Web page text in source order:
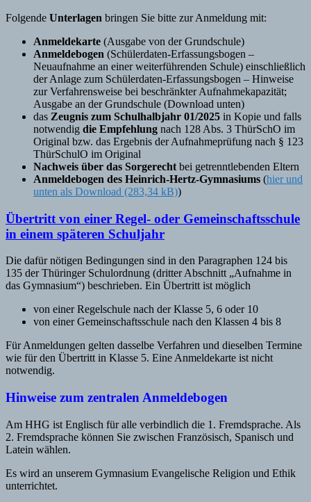
Folgende Unterlagen bringen Sie bitte zur Anmeldung mit:
Anmeldekarte (Ausgabe von der Grundschule)
Anmeldebogen (Schülerdaten-Erfassungsbogen –
Neuaufnahme an einer weiterführenden Schule) einschließlich
der Anlage zum Schülerdaten-Erfassungsbogen – Hinweise
zur Verfahrensweise bei beschränkter Aufnahmekapazität;
Ausgabe an der Grundschule (Download unten)
das Zeugnis zum Schulhalbjahr 01/2025 in Kopie und falls
notwendig die Empfehlung nach 128 Abs. 3 ThürSchO im
Original bzw. das Ergebnis der Aufnahmeprüfung nach § 123
ThürSchulO im Original
Nachweis über das Sorgerecht bei getrenntlebenden Eltern
Anmeldebogen des Heinrich-Hertz-Gymnasiums (hier und
unten als Download
)
Übertritt von einer Regel- oder Gemeinschaftsschule
in einem späteren Schuljahr
Die dafür nötigen Bedingungen sind in den Paragraphen 124 bis
135 der Thüringer Schulordnung (dritter Abschnitt „Aufnahme in
das Gymnasium“) beschrieben. Ein Übertritt ist möglich
von einer Regelschule nach der Klasse 5, 6 oder 10
von einer Gemeinschaftsschule nach den Klassen 4 bis 8
Für Anmeldungen gelten dasselbe Verfahren und dieselben Termine
wie für den Übertritt in Klasse 5. Eine Anmeldekarte ist nicht
notwendig.
Hinweise zum zentralen Anmeldebogen
Am HHG ist Englisch für alle verbindlich die 1. Fremdsprache. Als
2. Fremdsprache können Sie zwischen Französisch, Spanisch und
Latein wählen.
Es wird an unserem Gymnasium Evangelische Religion und Ethik
unterrichtet.